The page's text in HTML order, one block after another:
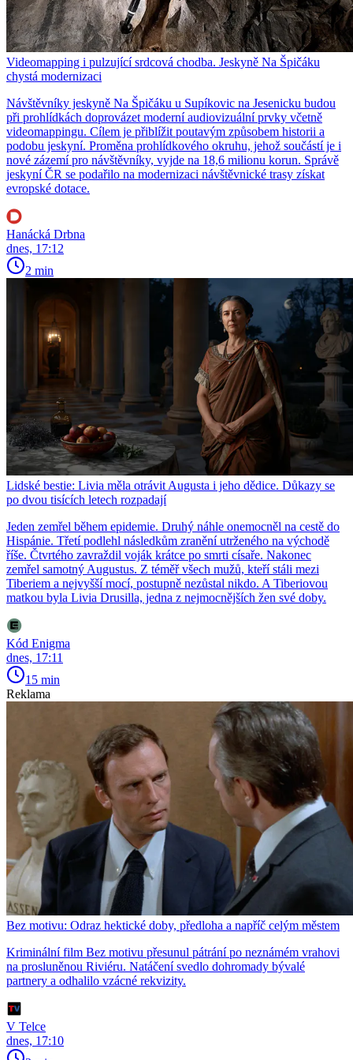
Videomapping i pulzující srdcová chodba. Jeskyně Na Špičáku
chystá modernizaci
Návštěvníky jeskyně Na Špičáku u Supíkovic na Jesenicku budou
při prohlídkách doprovázet moderní audiovizuální prvky včetně
videomappingu. Cílem je přiblížit poutavým způsobem historii a
podobu jeskyní. Proměna prohlídkového okruhu, jehož součástí je i
nové zázemí pro návštěvníky, vyjde na 18,6 milionu korun. Správě
jeskyní ČR se podařilo na modernizaci návštěvnické trasy získat
evropské dotace.
Hanácká Drbna
dnes, 17:12
2 min
Lidské bestie: Livia měla otrávit Augusta i jeho dědice. Důkazy se
po dvou tisících letech rozpadají
Jeden zemřel během epidemie. Druhý náhle onemocněl na cestě do
Hispánie. Třetí podlehl následkům zranění utrženého na východě
říše. Čtvrtého zavraždil voják krátce po smrti císaře. Nakonec
zemřel samotný Augustus. Z téměř všech mužů, kteří stáli mezi
Tiberiem a nejvyšší mocí, postupně nezůstal nikdo. A Tiberiovou
matkou byla Livia Drusilla, jedna z nejmocnějších žen své doby.
Kód Enigma
dnes, 17:11
15 min
Reklama
Bez motivu: Odraz hektické doby, předloha a napříč celým městem
Kriminální film Bez motivu přesunul pátrání po neznámém vrahovi
na prosluněnou Riviéru. Natáčení svedlo dohromady bývalé
partnery a odhalilo vzácné rekvizity.
V Telce
dnes, 17:10